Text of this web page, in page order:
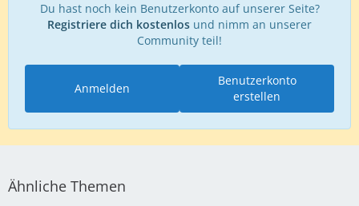
Du hast noch kein Benutzerkonto auf unserer Seite?
Registriere dich kostenlos und nimm an unserer
Community teil!
Benutzerkonto
erstellen
Anmelden
Ähnliche Themen